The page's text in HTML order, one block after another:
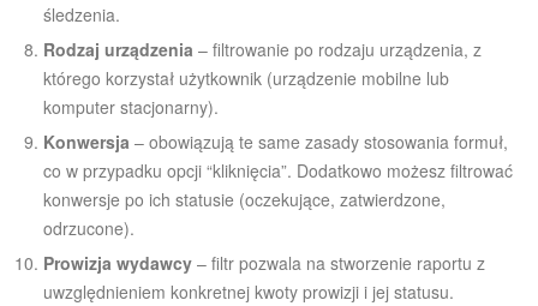
śledzenia.
Rodzaj urządzenia – filtrowanie po rodzaju urządzenia, z
którego korzystał użytkownik (urządzenie mobilne lub
komputer stacjonarny).
Konwersja – obowiązują te same zasady stosowania formuł,
co w przypadku opcji “kliknięcia”. Dodatkowo możesz filtrować
konwersje po ich statusie (oczekujące, zatwierdzone,
odrzucone).
Prowizja wydawcy – filtr pozwala na stworzenie raportu z
uwzględnieniem konkretnej kwoty prowizji i jej statusu.